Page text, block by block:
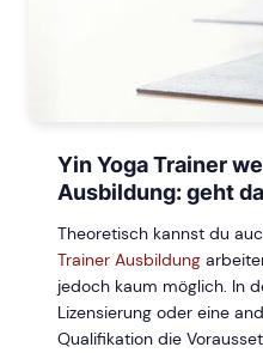
Yin Yoga Trainer
Ausbildung: geht
Theoretisch kannst du
Trainer Ausbildung
jedoch kaum möglich. In
Lizensierung oder eine
Qualifikation die